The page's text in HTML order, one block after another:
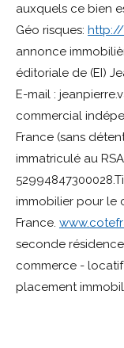
auxquels ce bien
Géo risques: http://
annonce
éditoriale de (EI)
E-mail :
commercial
France (sans
immatriculé au
immobilier pour le
France.
seconde
commerce -
placement